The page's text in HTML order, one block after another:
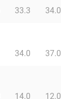
33.3 34.0
34.0 37.0
14.0 12.0